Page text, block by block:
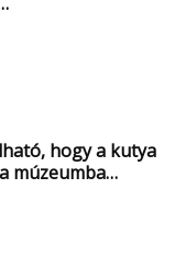
hogy a kutya
múzeumba…